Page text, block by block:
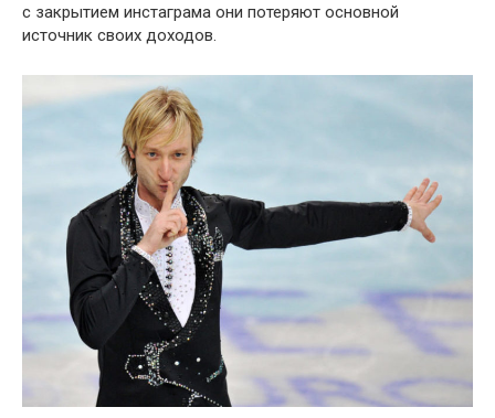
с закрытием инстаграма они потеряют основной
источник своих доходов.